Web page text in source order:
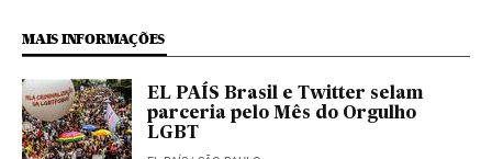
MAIS INFORMAÇÕES
EL PAÍS Brasil e Twitter selam
parceria pelo Mês do Orgulho
LGBT